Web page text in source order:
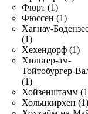
Фюрт (1)
Фюссен (1)
Хагнау-
(1)
Хехендорф (1)
Хильтер-ам-
Тойтобургер-
(1)
Хойзенштамм
Хольцкирхен (1)